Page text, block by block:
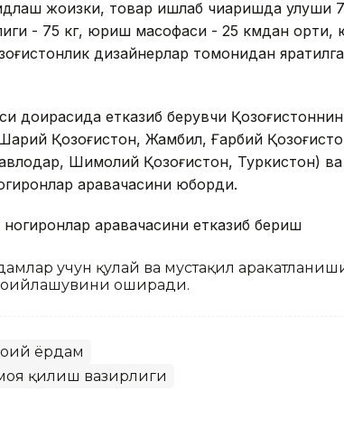
жоизки, товар ишлаб чиқаришда улуши
- 75 кг, юриш масофаси - 25 кмдан ортиқ,
дизайнерлар томонидан
доирасида етказиб берувчи
Қозоғистон, Жамбил, Ғарбий
Шимолий Қозоғистон, Туркистон)
аравачасини юборди.
аравачасини етказиб бериш
учун қулай ва мустақил
оширади.
ёрдам
қилиш вазирлиги